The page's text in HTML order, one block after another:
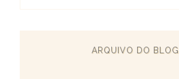
ARQUIVO DO BLOG